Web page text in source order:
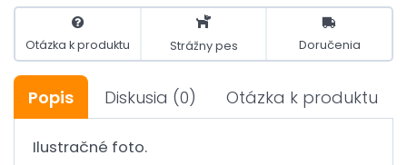
Otázka k produktu Strážny pes Doručenia
Popis Diskusia (0) Otázka k produktu
Ilustračné foto.